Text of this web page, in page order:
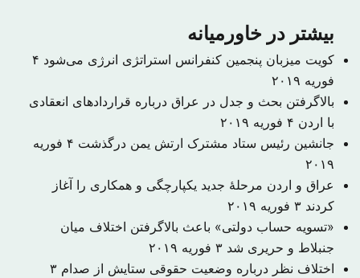
بیشتر در خاورمیانه
کویت میزبان پنجمین کنفرانس استراتژی انرژی می‌شود ۴
فوریه ۲۰۱۹
بالاگرفتن بحث و جدل در عراق درباره قراردادهای انعقادی
با اردن ۴ فوریه ۲۰۱۹
جانشین رئیس ستاد مشترک ارتش یمن درگذشت
۴ فوریه
۲۰۱۹
عراق و اردن مرحلهٔ جدید یکپارچگی و همکاری را آغاز
کردند ۳ فوریه ۲۰۱۹
«تسویه حساب دولتی» باعث بالاگرفتن اختلاف میان
جنبلاط و حریری شد ۳ فوریه ۲۰۱۹
اختلاف نظر درباره وضعیت حقوقی ستایش از صدام ۳